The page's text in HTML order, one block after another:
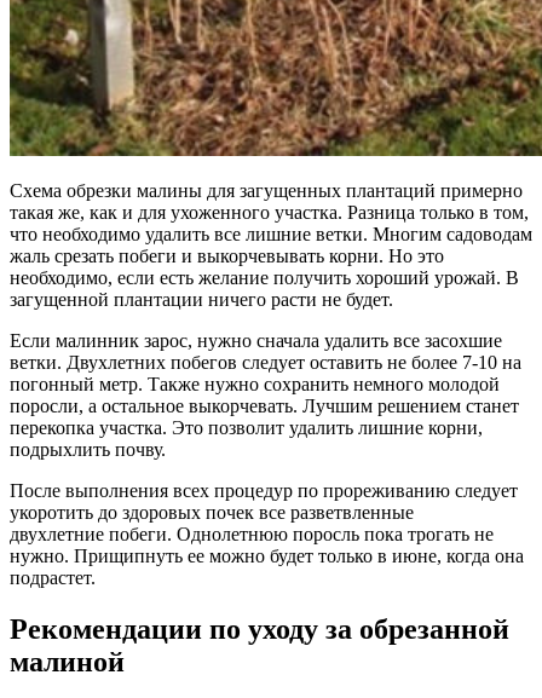
Схема обрезки малины для загущенных плантаций примерно
такая же, как и для ухоженного участка. Разница только в том,
что необходимо удалить все лишние ветки. Многим садоводам
жаль срезать побеги и выкорчевывать корни. Но это
необходимо, если есть желание получить хороший урожай. В
загущенной плантации ничего расти не будет.
Если малинник зарос, нужно сначала удалить все засохшие
ветки. Двухлетних побегов следует оставить не более 7-10 на
погонный метр. Также нужно сохранить немного молодой
поросли, а остальное выкорчевать. Лучшим решением станет
перекопка участка. Это позволит удалить лишние корни,
подрыхлить почву.
После выполнения всех процедур по прореживанию следует
укоротить до здоровых почек все разветвленные
двухлетние побеги. Однолетнюю поросль пока трогать не
нужно. Прищипнуть ее можно будет только в июне, когда она
подрастет.
Рекомендации по уходу за обрезанной
малиной